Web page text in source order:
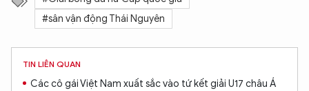
#sân vận động Thái Nguyên
TIN LIÊN QUAN
Các cô gái Việt Nam xuất sắc vào tứ kết giải U17 châu Á